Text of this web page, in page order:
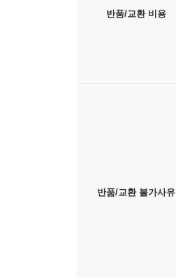
반품/교환 비용
반품/교환 불가사유